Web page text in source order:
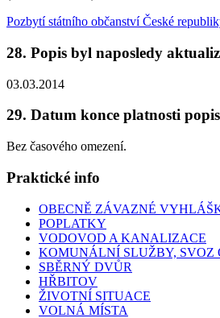
Pozbytí státního občanství České
28. Popis byl naposledy
03.03.2014
29. Datum konce platnosti
Bez časového omezení.
Praktické info
OBECNĚ ZÁVAZNÉ
POPLATKY
VODOVOD A KANALIZACE
KOMUNÁLNÍ SLUŽBY, SVOZ
SBĚRNÝ DVŮR
HŘBITOV
ŽIVOTNÍ SITUACE
VOLNÁ MÍSTA